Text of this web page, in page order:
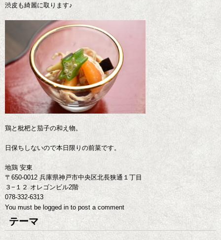
渋皮も綺麗に取ります♪
鶏と枇杷と茄子の和え物。
日保ちしないので本日限りの前菜です。
地鶏 安東
〒650-0012 兵庫県神戸市中央区北長狭通１丁目
３−１２ オレゴンビル2階
078-332-6313
You must be logged in to post a comment
テーマ